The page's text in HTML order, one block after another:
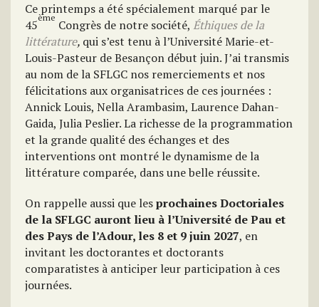
Ce printemps a été spécialement marqué par le
45ème Congrès de notre société, Éthiques de la
littérature, qui s’est tenu à l’Université Marie-et-
Louis-Pasteur de Besançon début juin. J’ai transmis
au nom de la SFLGC nos remerciements et nos
félicitations aux organisatrices de ces journées :
Annick Louis, Nella Arambasim, Laurence Dahan-
Gaida, Julia Peslier. La richesse de la programmation
et la grande qualité des échanges et des
interventions ont montré le dynamisme de la
littérature comparée, dans une belle réussite.
On rappelle aussi que lesprochaines Doctoriales
de la SFLGC auront lieu à l’Université de Pau et
des Pays de l’Adour, les 8 et 9 juin 2027, en
invitant les doctorantes et doctorants
comparatistes à anticiper leur participation à ces
journées.